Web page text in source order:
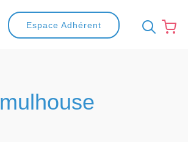
Espace Adhérent
mulhouse